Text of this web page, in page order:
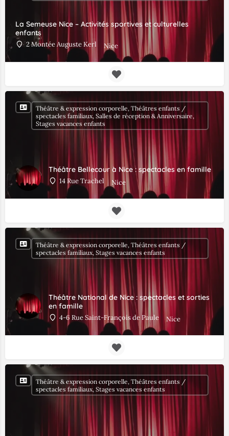
La Semeuse Nice – Activités sportives et culturelles
enfants
2 Montée Auguste Kerl Nice
Théâtre Bellecour à Nice : spectacles en famille
14 Rue Trachel Nice
Théâtre & expression corporelle, Théâtres enfants /
spectacles familiaux, Salles de réception & Anniversaire,
Stages vacances enfants
Théâtre National de Nice : spectacles et sorties
en famille
4-6 Rue Saint-François de Paule Nice
Théâtre & expression corporelle, Théâtres enfants /
spectacles familiaux, Stages vacances enfants
Théâtre & expression corporelle, Théâtres enfants /
spectacles familiaux, Stages vacances enfants